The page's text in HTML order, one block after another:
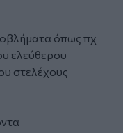
όπως πχ
ελεύθερου
στελέχους